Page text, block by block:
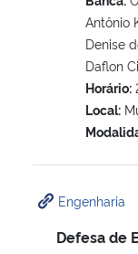
Antônio
Denise
Daflon
Horário:
Local:
Engenharia
Defesa de